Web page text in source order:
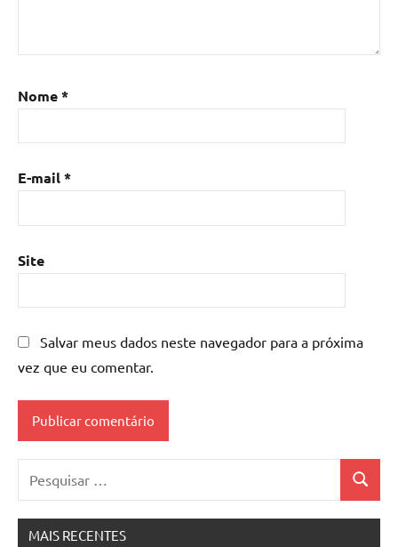
Nome*
E-mail*
Site
Salvar meus dados neste navegador para a próxima
vez que eu comentar.
MAIS RECENTES